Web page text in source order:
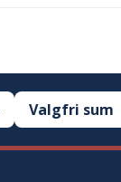
Valgfri sum